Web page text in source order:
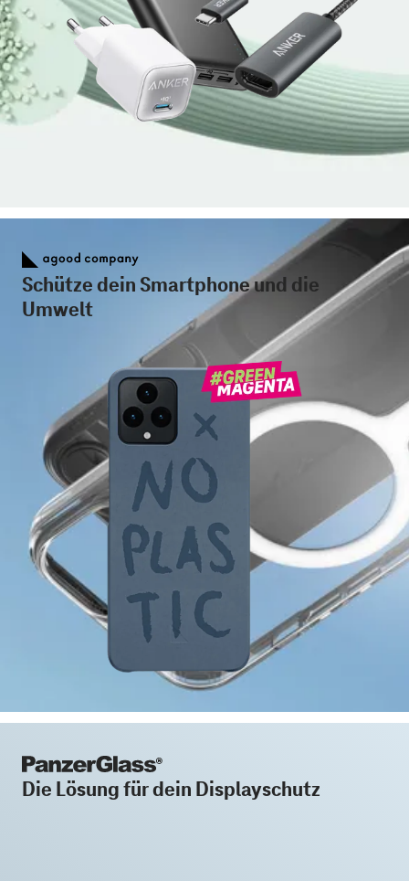
Schütze dein Smartphone und die
Umwelt
Die Lösung für dein Displayschutz